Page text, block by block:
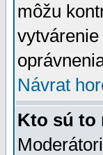
môžu
Návrat
Kto sú to